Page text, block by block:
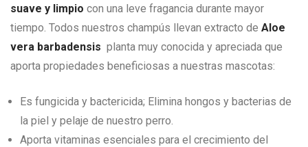
suave y limpio con una leve fragancia durante mayor
tiempo. Todos nuestros champús llevan extracto de Aloe
vera barbadensis planta muy conocida y apreciada que
aporta propiedades beneficiosas a nuestras mascotas:
Es fungicida y bactericida; Elimina hongos y bacterias de
la piel y pelaje de nuestro perro.
Aporta vitaminas esenciales para el crecimiento del